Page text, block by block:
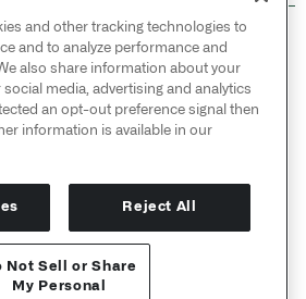
Inc. All rights
↗
↗
My Personal Information
and other tracking technologies to
and to analyze performance and
also share information about your
media, advertising and analytics
an opt-out preference signal then
information is available in our
Reject All
Not Sell or Share
My Personal